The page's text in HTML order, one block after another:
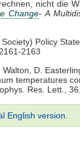
nicht die
Change- A
Policy
2163
D.
temperatures
Res. Lett., 36,
English version